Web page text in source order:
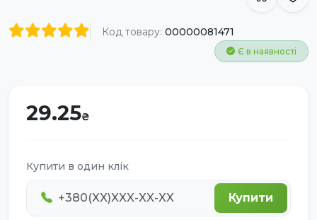
Код товару: 00000081471
Є в наявності
29.25
Купити в один клік
Купити